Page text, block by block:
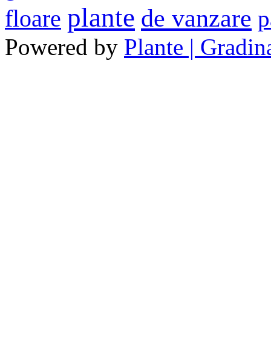
floare plante de vanzare
Powered by Plante |